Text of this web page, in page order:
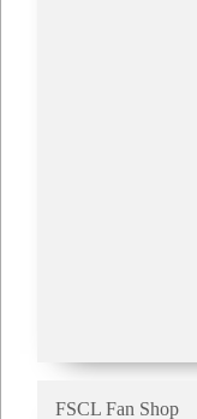
FSCL Fan Shop